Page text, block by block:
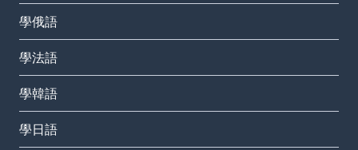
學俄語
學法語
學韓語
學日語